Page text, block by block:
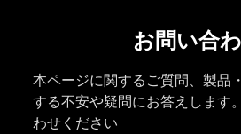
お問い合
本ページに関するご質問、製品
する不安や疑問にお答えします
わせください